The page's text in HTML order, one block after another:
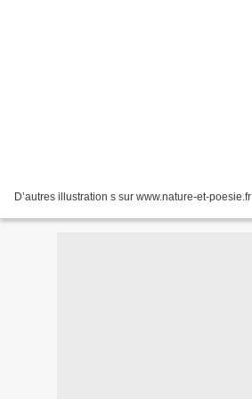
D’autres illustration s sur www.nature-et-poesie.fr